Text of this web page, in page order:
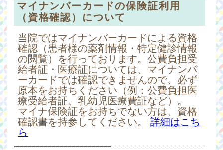
マイナンバーカードの保険証利用
（資格確認）について
当院ではマイナンバーカードによる資格
確認（患者様の薬剤情報・特定健診情報
の閲覧）を行っております。公費負担受
給者証・医療証については、マイナンバ
ーカードでは確認できませんので、必ず
原本をお持ちください（例：公費負担医
療受給者証、乳幼児医療費証など）。
マイナ保険証をお持ちでない方は、資格
確認書を持参してください。詳細はこち
ら